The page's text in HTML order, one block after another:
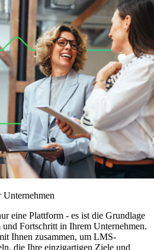
eine Plattform - es ist die Grundlage
Fortschritt in Ihrem Unternehmen.
Ihnen zusammen, um LMS-
die Ihre einzigartigen Ziele und